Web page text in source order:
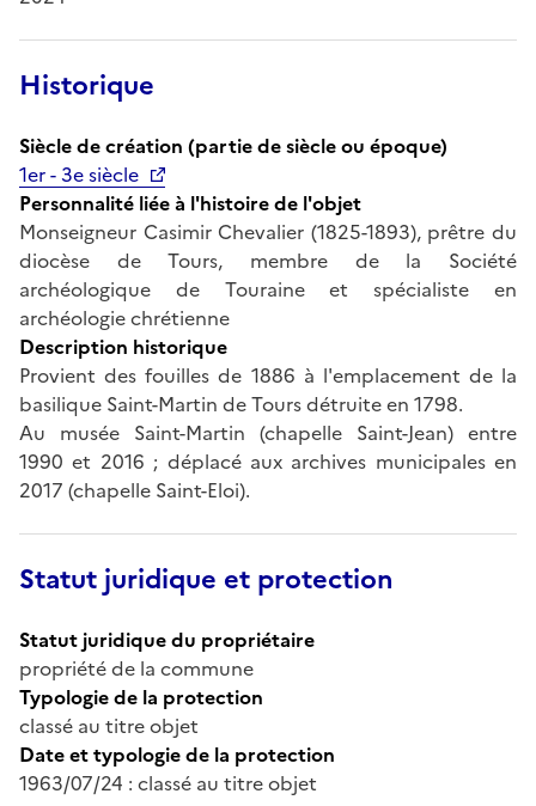
Historique
Siècle de création (partie de siècle ou époque)
1er - 3e siècle
Personnalité liée à l'histoire de l'objet
Monseigneur Casimir Chevalier (1825-1893), prêtre du
diocèse de Tours, membre de la Société
archéologique de Touraine et spécialiste en
archéologie chrétienne
Description historique
Provient des fouilles de 1886 à l'emplacement de la
basilique Saint-Martin de Tours détruite en 1798.
Au musée Saint-Martin (chapelle Saint-Jean) entre
1990 et 2016 ; déplacé aux archives municipales en
2017 (chapelle Saint-Eloi).
Statut juridique et protection
Statut juridique du propriétaire
propriété de la commune
Typologie de la protection
classé au titre objet
Date et typologie de la protection
1963/07/24 : classé au titre objet